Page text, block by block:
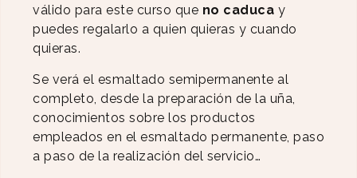
válido para este curso que no caduca y
puedes regalarlo a quien quieras y cuando
quieras.
Se verá el esmaltado semipermanente al
completo, desde la preparación de la uña,
conocimientos sobre los productos
empleados en el esmaltado permanente, paso
a paso de la realización del servicio…